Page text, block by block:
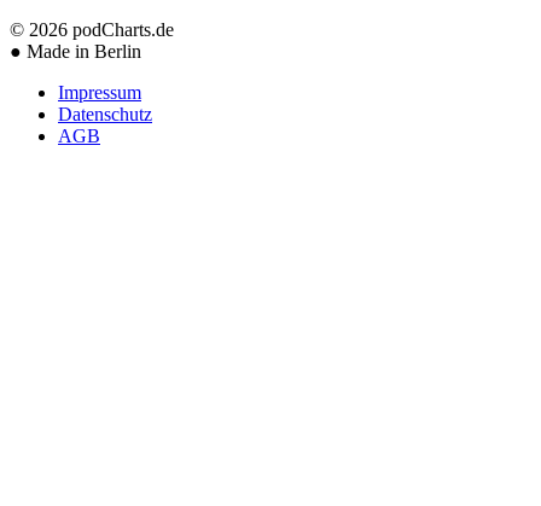
© 2026 podCharts.de
● Made in Berlin
Impressum
Datenschutz
AGB